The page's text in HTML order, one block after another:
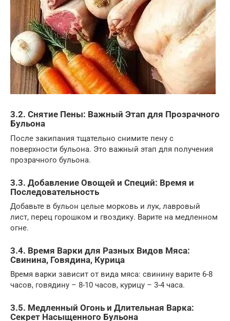
3.2. Снятие Пены: Важный Этап для Прозрачного
Бульона
После закипания тщательно снимите пену с
поверхности бульона. Это важный этап для получения
прозрачного бульона.
3.3. Добавление Овощей и Специй: Время и
Последовательность
Добавьте в бульон целые морковь и лук, лавровый
лист, перец горошком и гвоздику. Варите на медленном
огне.
3.4. Время Варки для Разных Видов Мяса:
Свинина, Говядина, Курица
Время варки зависит от вида мяса: свинину варите 6-8
часов, говядину – 8-10 часов, курицу – 3-4 часа.
3.5. Медленный Огонь и Длительная Варка:
Секрет Насыщенного Бульона